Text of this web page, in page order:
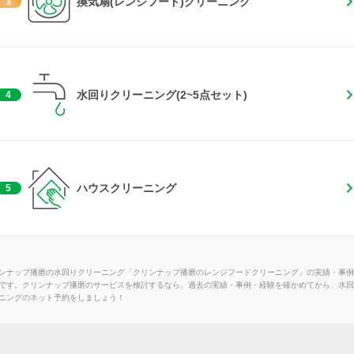
4 水回りクリーニング(2~5点セット)
5 ハウスクリーニング
ナップ播磨の水回りクリーニング「クリンナップ播磨のレンジフードクリーニング」の実績・事
す。クリンナップ播磨のサービスを検討するなら、過去の実績・事例・経験を確かめてから、水回
ングのネット予約をしましょう！